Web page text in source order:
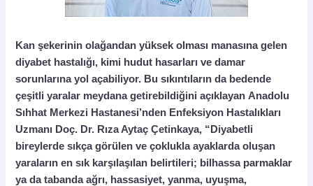
Kan şekerinin olağandan yüksek olması manasına gelen
diyabet hastalığı, kimi hudut hasarları ve damar
sorunlarına yol açabiliyor. Bu sıkıntıların da bedende
çeşitli yaralar meydana getirebildiğini açıklayan Anadolu
Sıhhat Merkezi Hastanesi’nden Enfeksiyon Hastalıkları
Uzmanı Doç. Dr. Rıza Aytaç Çetinkaya, “Diyabetli
bireylerde sıkça görülen ve çoklukla ayaklarda oluşan
yaraların en sık karşılaşılan belirtileri; bilhassa parmaklar
ya da tabanda ağrı, hassasiyet, yanma, uyuşma,